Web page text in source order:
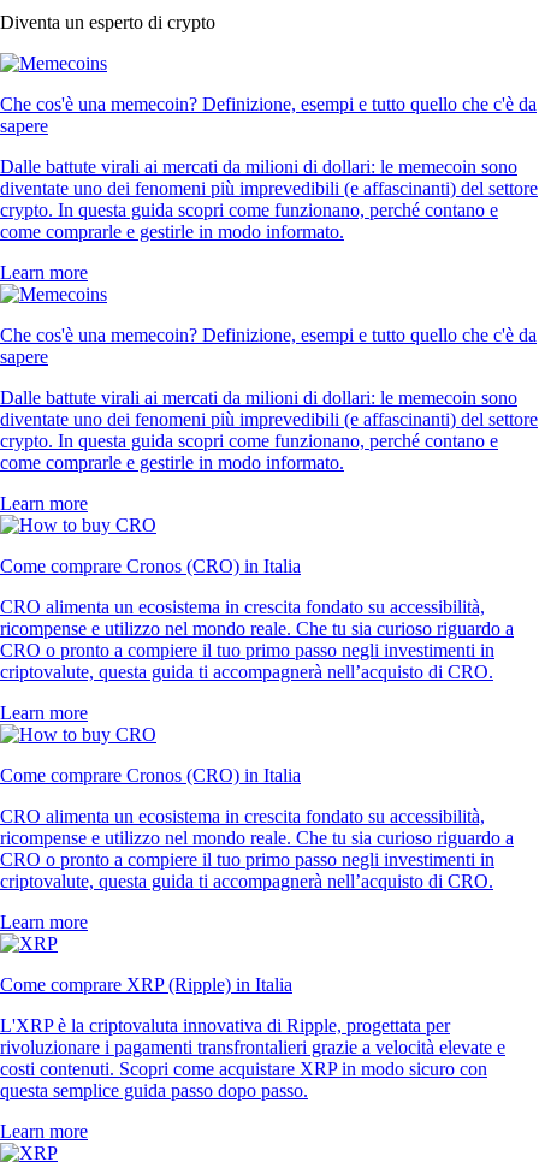
Diventa un esperto di crypto
Che cos'è una memecoin? Definizione, esempi e tutto quello che c'è da
sapere
Dalle battute virali ai mercati da milioni di dollari: le memecoin sono
diventate uno dei fenomeni più imprevedibili (e affascinanti) del settore
crypto. In questa guida scopri come funzionano, perché contano e
come comprarle e gestirle in modo informato.
Learn more
Che cos'è una memecoin? Definizione, esempi e tutto quello che c'è da
sapere
Dalle battute virali ai mercati da milioni di dollari: le memecoin sono
diventate uno dei fenomeni più imprevedibili (e affascinanti) del settore
crypto. In questa guida scopri come funzionano, perché contano e
come comprarle e gestirle in modo informato.
Learn more
Come comprare Cronos (CRO) in Italia
CRO alimenta un ecosistema in crescita fondato su accessibilità,
ricompense e utilizzo nel mondo reale. Che tu sia curioso riguardo a
CRO o pronto a compiere il tuo primo passo negli investimenti in
criptovalute, questa guida ti accompagnerà nell’acquisto di CRO.
Learn more
Come comprare Cronos (CRO) in Italia
CRO alimenta un ecosistema in crescita fondato su accessibilità,
ricompense e utilizzo nel mondo reale. Che tu sia curioso riguardo a
CRO o pronto a compiere il tuo primo passo negli investimenti in
criptovalute, questa guida ti accompagnerà nell’acquisto di CRO.
Learn more
Come comprare XRP (Ripple) in Italia
L'XRP è la criptovaluta innovativa di Ripple, progettata per
rivoluzionare i pagamenti transfrontalieri grazie a velocità elevate e
costi contenuti. Scopri come acquistare XRP in modo sicuro con
questa semplice guida passo dopo passo.
Learn more